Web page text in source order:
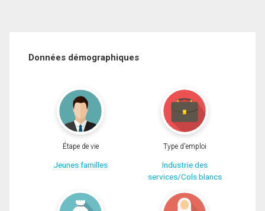
Données démographiques
Étape de vie
Jeunes familles
Type d'emploi
Industrie des
services/Cols blancs